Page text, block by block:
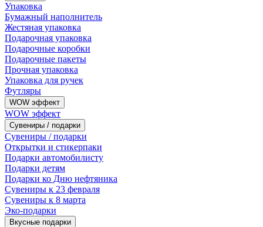
Упаковка
Бумажный наполнитель
Жестяная упаковка
Подарочная упаковка
Подарочные коробки
Подарочные пакеты
Прочная упаковка
Упаковка для ручек
Футляры
WOW эффект
WOW эффект
Сувениры / подарки
Сувениры / подарки
Открытки и стикерпаки
Подарки автомобилисту
Подарки детям
Подарки ко Дню нефтяника
Сувениры к 23 февраля
Сувениры к 8 марта
Эко-подарки
Вкусные подарки